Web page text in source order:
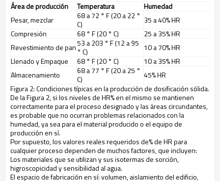
Área de producción
Temperatura
Humedad
Pesar, mezclar
68 a 72 ° F (20 a 22 °
C)
35 a 40% HR
Compresión
68 ° F (20 ° C)
25 a 35% HR
Revestimiento de pan53 a 203 ° F (12 a 95
° C)
10 a 70% HR
Llenado y Empaque
68 ° F (20 ° C)
10 a 35% HR
Almacenamiento
68 a 77 ° F (20 a 25 °
C)
45% HR
Figura 2: Condiciones típicas en la producción de dosificación sólida.
De la Figura 2, si los niveles de HR% en el mismo se mantienen
correctamente para el proceso designado y las áreas circundantes,
es probable que no ocurran problemas relacionados con la
humedad, ya sea para el material producido o el equipo de
producción en sí.
Por supuesto, los valores reales requeridos de% de HR para
cualquier proceso dependen de muchos factores, que incluyen:
Los materiales que se utilizan y sus isotermas de sorción,
higroscopicidad y sensibilidad al agua.
El espacio de fabricación en sí: volumen, aislamiento del edificio,